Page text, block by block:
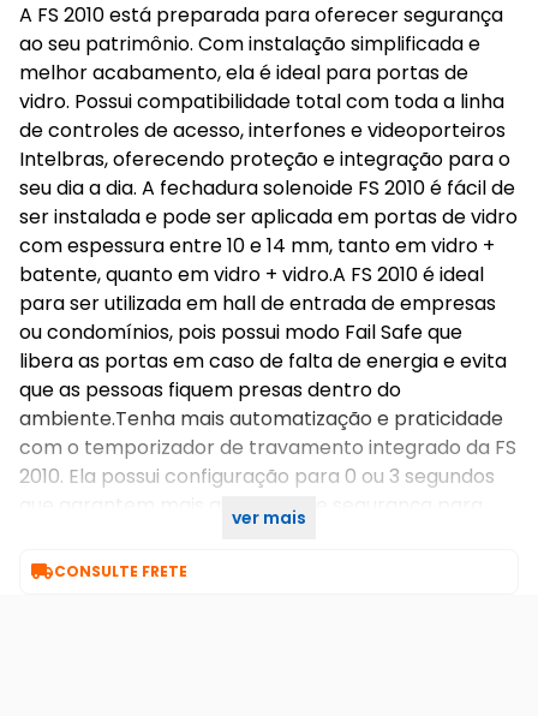
A FS 2010 está preparada para oferecer segurança
ao seu patrimônio. Com instalação simplificada e
melhor acabamento, ela é ideal para portas de
vidro. Possui compatibilidade total com toda a linha
de controles de acesso, interfones e videoporteiros
Intelbras, oferecendo proteção e integração para o
seu dia a dia. A fechadura solenoide FS 2010 é fácil de
ser instalada e pode ser aplicada em portas de vidro
com espessura entre 10 e 14 mm, tanto em vidro +
batente, quanto em vidro + vidro.A FS 2010 é ideal
para ser utilizada em hall de entrada de empresas
ou condomínios, pois possui modo Fail Safe que
libera as portas em caso de falta de energia e evita
que as pessoas fiquem presas dentro do
ambiente.Tenha mais automatização e praticidade
com o temporizador de travamento integrado da FS
2010. Ela possui configuração para 0 ou 3 segundos
que garantem mais autonomia e segurança para
ver mais
CONSULTE FRETE